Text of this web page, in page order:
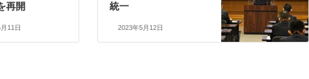
再開
11日
統一
2023年5月12日